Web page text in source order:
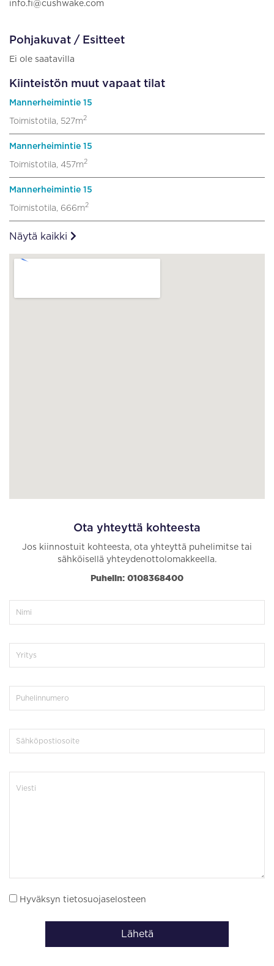
info.fi@cushwake.com
Pohjakuvat / Esitteet
Ei ole saatavilla
Kiinteistön muut vapaat tilat
Mannerheimintie 15
Toimistotila, 527m2
Mannerheimintie 15
Toimistotila, 457m2
Mannerheimintie 15
Toimistotila, 666m2
Näytä kaikki
Ota yhteyttä kohteesta
Jos kiinnostuit kohteesta, ota yhteyttä puhelimitse tai
sähköisellä yhteydenottolomakkeella.
Puhelin: 0108368400
Hyväksyn tietosuojaselosteen
Lähetä